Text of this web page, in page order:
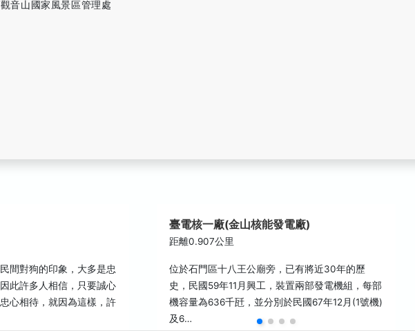
音山國家風景區管理處
間對狗的印象，大多是忠
此許多人相信，只要誠心
心相待，就因為這樣，許
臺電核一廠(金山核能發電廠)
距離0.907公里
位於石門區十八王公廟旁，已有將近30年的歷
史，民國59年11月興工，裝置兩部發電機組，每部
機容量為636千瓩，並分別於民國67年12月(1號機)
及6…